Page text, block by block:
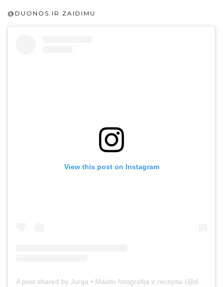
@DUONOS.IR.ZAIDIMU
View this post on Instagram
A post shared by Jurga • Maisto fotografija ir receptai (@duonos.ir.zaidimu)